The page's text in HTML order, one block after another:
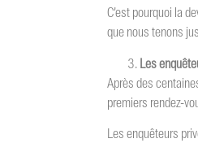
C’est pourquoi la
que nous tenons
Les
Après des
premiers rendez-
Les enquêteurs